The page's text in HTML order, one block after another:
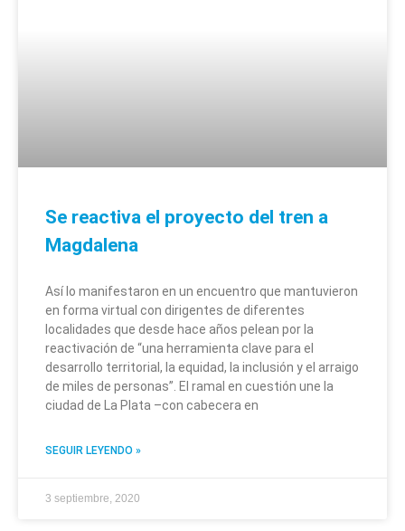
Se reactiva el proyecto del tren a
Magdalena
Así lo manifestaron en un encuentro que mantuvieron
en forma virtual con dirigentes de diferentes
localidades que desde hace años pelean por la
reactivación de “una herramienta clave para el
desarrollo territorial, la equidad, la inclusión y el arraigo
de miles de personas”. El ramal en cuestión une la
ciudad de La Plata –con cabecera en
SEGUIR LEYENDO »
3 septiembre, 2020